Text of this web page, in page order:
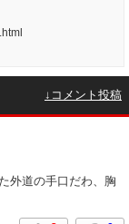
↓コメント投稿
外道の手口だわ、胸